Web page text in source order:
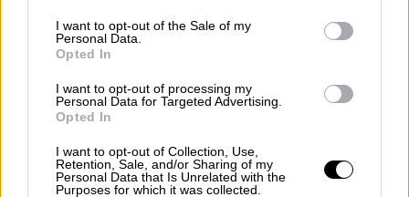
consent section.
I want to opt-out of the Sale of my
Personal Data.
Opted In
I want to opt-out of processing my
Personal Data for Targeted Advertising.
Opted In
I want to opt-out of Collection, Use,
Retention, Sale, and/or Sharing of my
Personal Data that Is Unrelated with the
Purposes for which it was collected.
για ιστορία, είναι η πλευρά που κάνει αυτές
τις δηλώσεις κατά της Τουρκίας με την
χώρες. Υπό αυτή την έννοια, τους
προειδοποιούμε από εδώ ότι γνωρίζουμε
την πρόσφατη ιστορία, εμείς και όλος ο
κόσμος γνωρίζουμε ποιος ήταν ο